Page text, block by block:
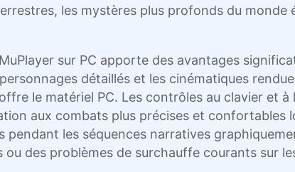
les mystères plus profonds du
sur PC apporte des avantages
détaillés et les cinématiques
le matériel PC. Les contrôles au clavier et
aux combats plus précises et confortables
pendant les séquences narratives
des problèmes de surchauffe courants sur